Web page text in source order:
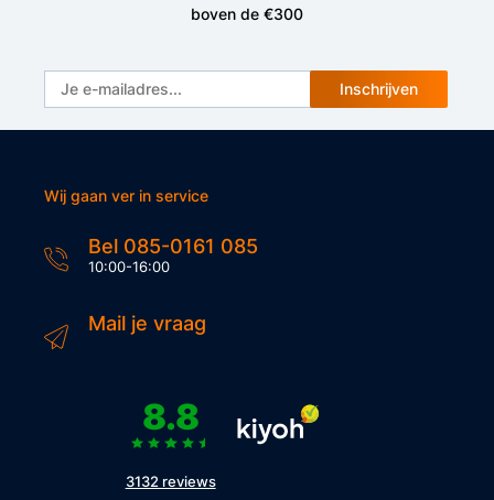
boven de €300
Inschrijven
Wij gaan ver in service
Bel 085-0161 085
10:00-16:00
Mail je vraag
8.8
3132 reviews